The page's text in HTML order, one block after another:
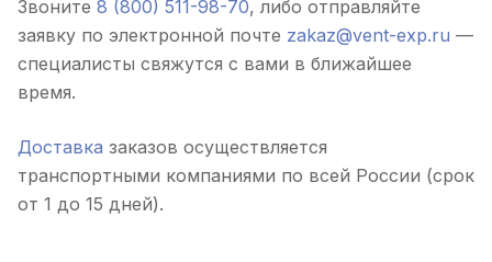
Звоните 8 (800) 511-98-70, либо отправляйте
заявку по электронной почте zakaz@vent-exp.ru —
специалисты свяжутся с вами в ближайшее
время.
Доставка заказов осуществляется
транспортными компаниями по всей России (срок
от 1 до 15 дней).